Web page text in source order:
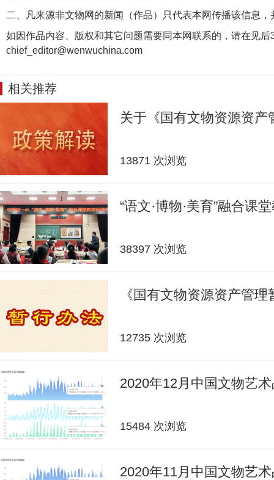
二、凡来源非文物网的新闻（作品）只代表本网传播该信息
如因作品内容、版权和其它问题需要同本网联系的，请在见后
chief_editor@wenwuchina.com
相关推荐
关于《国有文物资源资
13871 次浏览
“语文·博物·美育”融合课
38397 次浏览
《国有文物资源资产管
12735 次浏览
2020年12月中国文物艺
15484 次浏览
2020年11月中国文物艺